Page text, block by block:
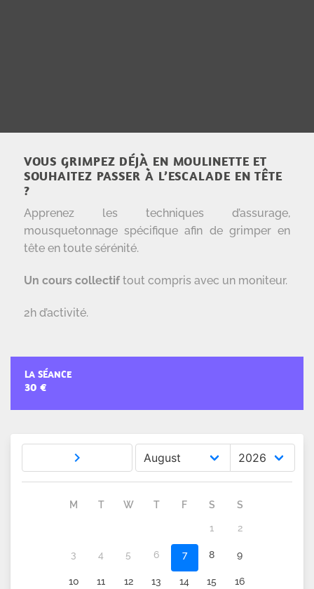
VOUS GRIMPEZ DÉJÀ EN MOULINETTE ET
SOUHAITEZ PASSER À L’ESCALADE EN TÊTE
?
Apprenez les techniques d’assurage,
mousquetonnage spécifique afin de grimper en
tête en toute sérénité.
Un cours collectiftout compris avec un moniteur.
2h d’activité.
LA SÉANCE